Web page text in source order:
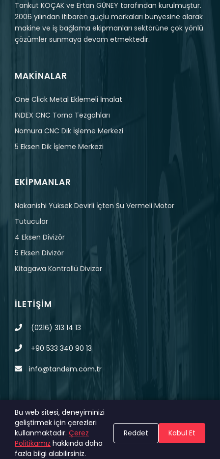
Tankut KOÇAK ve Ertan GÜNEY tarafından kurulmuştur.
2006 yılından itibaren güçlü markaları bünyesine alarak
makine ve iş bağlama ekipmanları sektörüne çok yönlü
çözümler sunmaya devam etmektedir.
MAKINALAR
One Click Metal Eklemeli İmalat
INDEX CNC Torna Tezgahları
Nomura CNC Dik İşleme Merkezi
5 Eksen Dik İşleme Merkezi
EKIPMANLAR
Nakanishi Yüksek Devirli İçten Su Vermeli Motor
Tutucular
4 Eksen Divizör
5 Eksen Divizör
Kitagawa Kontrollü Divizör
İLETIŞIM
(0216) 313 14 13
+90 533 340 90 13
info@tandem.com.tr
© 2023 Tüm Hakları Saklıdır.
MAGNA
DIGITAL
KVKK
Çerez Politikası
Bu web sitesi, deneyiminizi
geliştirmek için çerezleri
kullanmaktadır. Çerez
Politikamız hakkında daha
fazla bilgi alabilirsiniz.
Reddet Kabul Et